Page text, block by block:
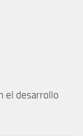
el desarrollo